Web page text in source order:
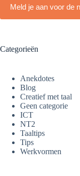
Meld je aan voor de
Categorieën
Anekdotes
Blog
Creatief met taal
Geen categorie
ICT
NT2
Taaltips
Tips
Werkvormen